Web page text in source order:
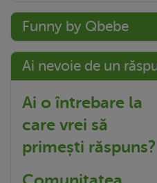
Funny by Qbebe
Ai nevoie de un
Ai o întrebare la
care vrei să
primești răspuns?